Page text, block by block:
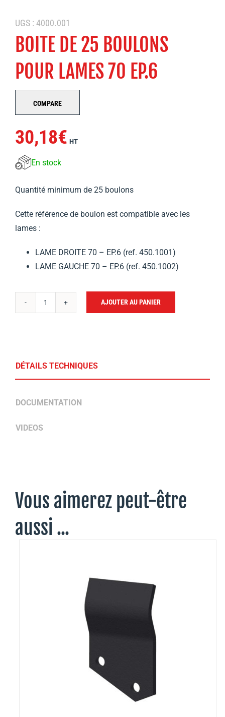
UGS : 4000.001
BOITE DE 25 BOULONS
POUR LAMES 70 EP.6
COMPARE
30,18€ HT
En stock
Quantité minimum de 25 boulons
Cette référence de boulon est compatible avec les
lames :
LAME DROITE 70 – EP.6 (ref. 450.1001)
LAME GAUCHE 70 – EP.6 (ref. 450.1002)
25
BOULONS
LAMES
AJOUTER AU PANIER
DÉTAILS TECHNIQUES
DOCUMENTATION
VIDEOS
Vous aimerez peut-être
aussi ...